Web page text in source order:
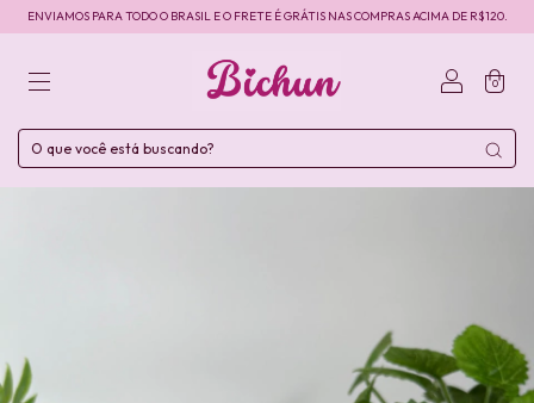
ENVIAMOS PARA TODO O BRASIL E O FRETE É GRÁTIS NAS COMPRAS ACIMA DE R$120.
0